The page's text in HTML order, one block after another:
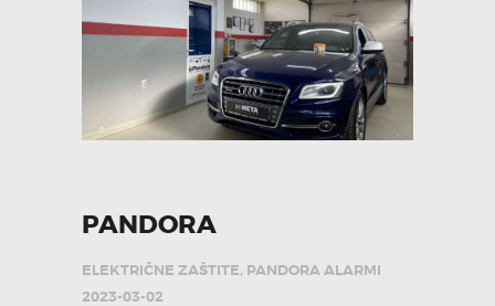
PANDORA
ELEKTRIČNE ZAŠTITE, PANDORA ALARMI
2023-03-02